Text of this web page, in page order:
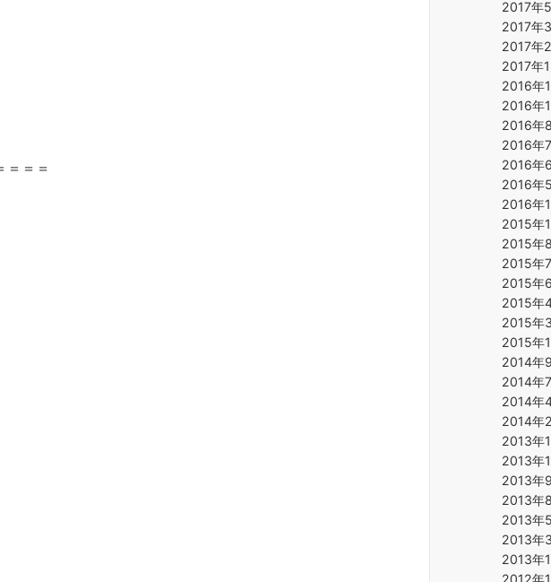
＝＝＝
2017年
2017年
2017年
2017年1
2016年
2016年
2016年
2016年
2016年
2016年
2016年
2015年
2015年
2015年
2015年
2015年
2015年
2015年
2014年
2014年
2014年
2014年
2013年
2013年
2013年
2013年
2013年
2013年
2013年
2012年